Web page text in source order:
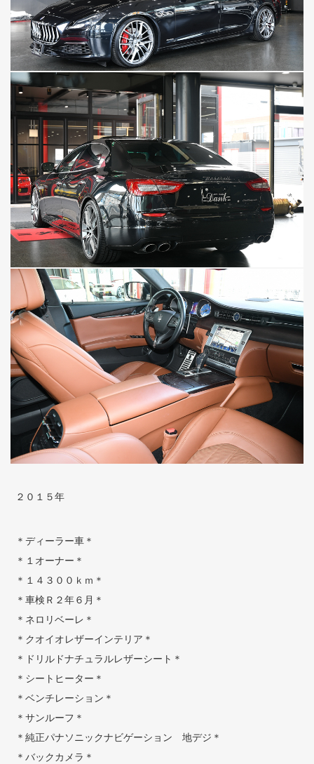
２０１５年
＊ディーラー車＊
＊１オーナー＊
＊１４３００ｋｍ＊
＊車検Ｒ２年６月＊
＊ネロリベーレ＊
＊クオイオレザーインテリア＊
＊ドリルドナチュラルレザーシート＊
＊シートヒーター＊
＊ベンチレーション＊
＊サンルーフ＊
＊純正パナソニックナビゲーション 地デジ＊
＊バックカメラ＊